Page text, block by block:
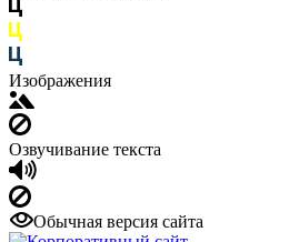
Изображения
Озвучивание текста
Обычная версия сайта